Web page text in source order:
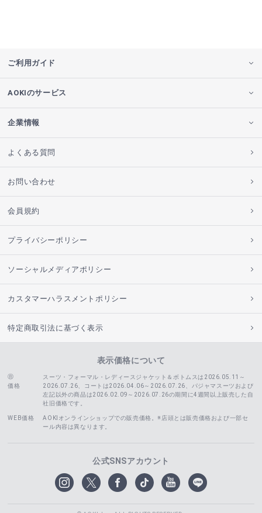
ご利用ガイド
AOKIのサービス
企業情報
よくある質問
お問い合わせ
会員規約
プライバシーポリシー
ソーシャルメディアポリシー
カスタマーハラスメントポリシー
特定商取引法に基づく表示
表示価格について
価格
スーツ・フォーマル・レディースジャケット＆ボトムスは2026.05.11～
2026.07.26、コートは2026.04.06～2026.07.26、
パジャマスーツおよび
左記以外の商品は2026.02.09～2026.07.26の期間に4週間以上販売した自
社旧価格です。
WEB価格
AOKIオンラインショップでの販売価格。※店頭とは販売価格および一部セ
ール内容は異なります。
公式SNSアカウント